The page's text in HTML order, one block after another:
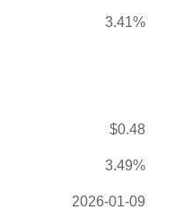
3.41%
$0.48
3.49%
2026-01-09